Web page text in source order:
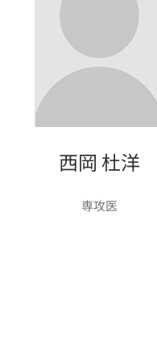
西岡 杜洋
専攻医